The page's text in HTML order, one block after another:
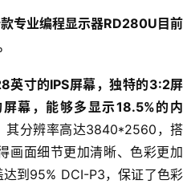
专业编程显示器RD280U目前
英寸的IPS屏幕，独特的3:2屏
幕，能够多显示18.5%的内
其分辨率高达3840*2560，搭
画面细节更加清晰、色彩更加
到95% DCI-P3，保证了色彩